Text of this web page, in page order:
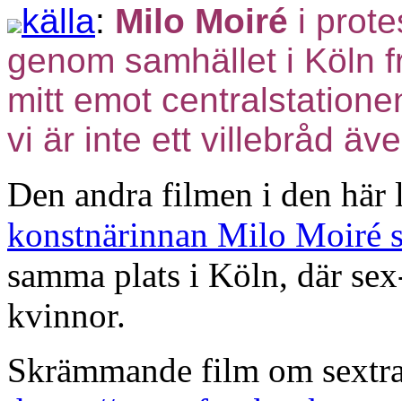
källa: Milo Moiré i
genom samhället i Köln
mitt emot
vi är inte ett villebråd
Den andra filmen i den
konstnärinnan Milo Moiré
samma plats i Köln, där
kvinnor.
Skrämmande film om